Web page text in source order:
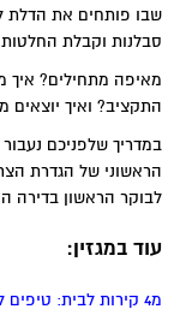
שבו פותחים את הדלת
סבלנות וקבלת
מאיפה מתחילים? איך
התקציב? ואיך יוצאים
במדריך שלפניכם
הראשוני של הגדרת
לבוקר הראשון בדירה
עוד במגזין:
מ4 קירות לבית: טיפים לעיצוב דירת קבלן – לכתבה המלאה לחצו כאן